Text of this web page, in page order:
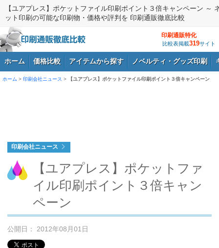
【ユアプレス】ポケットファイル印刷ポイント３倍キャンペーン ～
ット印刷の可能な印刷物・価格や評判を 印刷通販徹底比較
印刷通販特化
比較表掲載319サイト
ホーム 価格比較 アイテムから探す ノベルティ・グッズ印刷
ホーム > 印刷会社ニュース > 【ユアプレス】ポケットファイル印刷ポイント３倍キャンペーン
印刷会社ニュース
【ユアプレス】ポケットファ
イル印刷ポイント３倍キャン
ペーン
公開日： 2012年08月01日